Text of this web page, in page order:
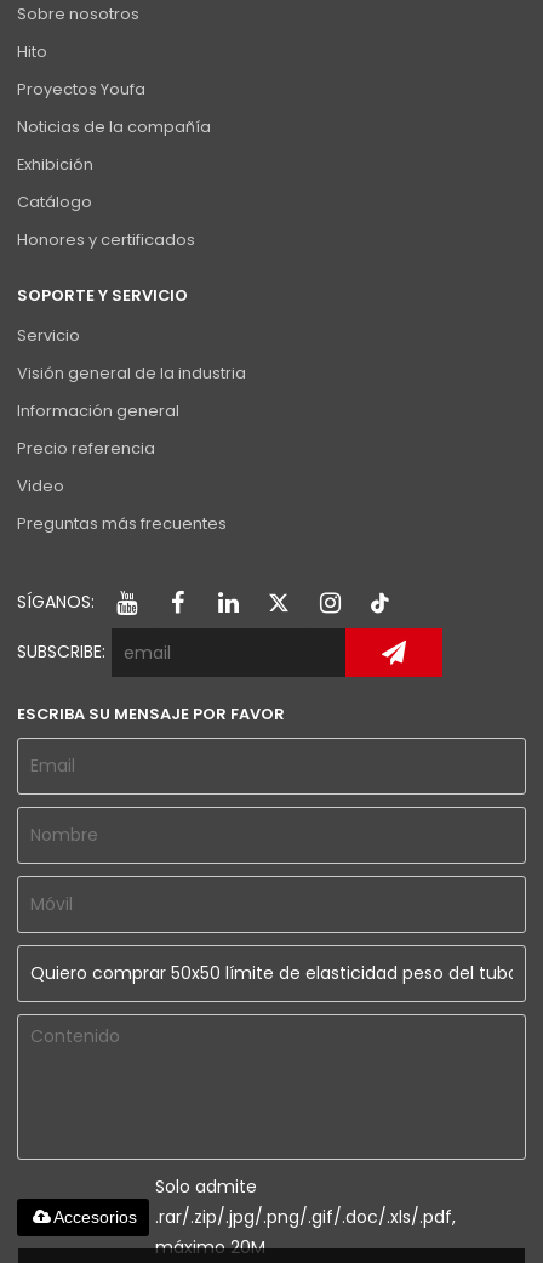
Sobre nosotros
Hito
Proyectos Youfa
Noticias de la compañía
Exhibición
Catálogo
Honores y certificados
SOPORTE Y SERVICIO
Servicio
Visión general de la industria
Información general
Precio referencia
Video
Preguntas más frecuentes
SÍGANOS:
SUBSCRIBE:
ESCRIBA SU MENSAJE POR FAVOR
Solo admite
.rar/.zip/.jpg/.png/.gif/.doc/.xls/.pdf,
máximo 20M
Accesorios